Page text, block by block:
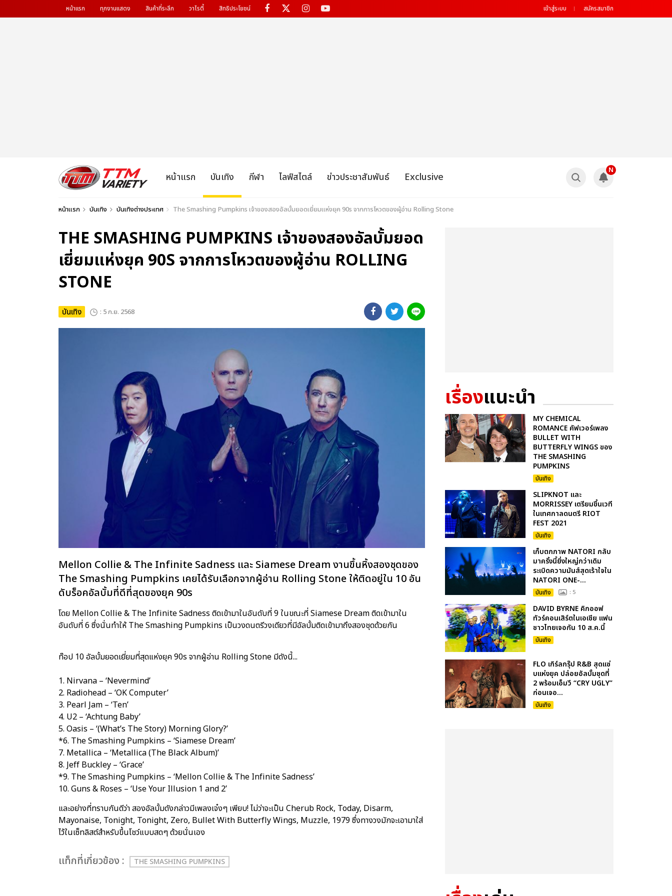
หน้าแรก ทุกงานแสดง สินค้าที่ระลึก วาไรตี้ สิทธิประโยชน์ เข้าสู่ระบบ สมัครสมาชิก
หน้าแรก บันเทิง กีฬา ไลฟ์สไตล์ ข่าวประชาสัมพันธ์ Exclusive
N
หน้าแรก บันเทิง บันเทิงต่างประเทศ The Smashing Pumpkins เจ้าของสองอัลบั้มยอดเยี่ยมแห่งยุค 90s จากการโหวตของผู้อ่าน Rolling Stone
THE SMASHING PUMPKINS เจ้าของสองอัลบั้มยอด
เยี่ยมแห่งยุค 90S จากการโหวตของผู้อ่าน ROLLING
STONE
บันเทิง : 5 ก.ย. 2568
Mellon Collie & The Infinite Sadness และ Siamese Dream งานขึ้นหิ้งสองชุดของ
The Smashing Pumpkins เคยได้รับเลือกจากผู้อ่าน Rolling Stone ให้ติดอยู่ใน 10 อัน
ดับร็อคอัลบั้มที่ดีที่สุดของยุค 90s
โดย Mellon Collie & The Infinite Sadness ติดเข้ามาในอันดับที่ 9 ในขณะที่ Siamese Dream ติดเข้ามาใน
อันดับที่ 6 ซึ่งนั่นทำให้ The Smashing Pumpkins เป็นวงดนตรีวงเดียวที่มีอัลบั้มติดเข้ามาถึงสองชุดด้วยกัน
ท๊อป 10 อัลบั้มยอดเยี่ยมที่สุดแห่งยุค 90s จากผู้อ่าน Rolling Stone มีดังนี้...
1. Nirvana – ‘Nevermind’
2. Radiohead – ‘OK Computer’
3. Pearl Jam – ‘Ten’
4. U2 – ‘Achtung Baby’
5. Oasis – ‘(What’s The Story) Morning Glory?’
*6. The Smashing Pumpkins – ‘Siamese Dream’
7. Metallica – ‘Metallica (The Black Album)’
8. Jeff Buckley – ‘Grace’
*9. The Smashing Pumpkins – ‘Mellon Collie & The Infinite Sadness’
10. Guns & Roses – ‘Use Your Illusion 1 and 2’
และอย่างที่ทราบกันดีว่า สองอัลบั้มดังกล่าวมีเพลงเจ๋งๆ เพียบ! ไม่ว่าจะเป็น Cherub Rock, Today, Disarm,
Mayonaise, Tonight, Tonight, Zero, Bullet With Butterfly Wings, Muzzle, 1979 ซึ่งทางวงมักจะเอามาใส่
ไว้ในเซ็ทลิสต์สำหรับขึ้นโชว์แบบสดๆ ด้วยนั่นเอง
เเท็กที่เกี่ยวข้อง : THE SMASHING PUMPKINS
เรื่องแนะนำ
MY CHEMICAL
ROMANCE คัฟเวอร์เพลง
BULLET WITH
BUTTERFLY WINGS ของ
THE SMASHING
PUMPKINS
บันเทิง
SLIPKNOT และ
MORRISSEY เตรียมขึ้นเวที
ในเทศกาลดนตรี RIOT
FEST 2021
บันเทิง
เก็บตกภาพ NATORI กลับ
มาครั้งนี้ยิ่งใหญ่กว่าเดิม
ระเบิดความมันส์สุดเร้าใจใน
NATORI ONE-...
บันเทิง : 5
DAVID BYRNE คิกออฟ
ทัวร์คอนเสิร์ตในเอเชีย แฟน
ชาวไทยเจอกัน 10 ส.ค.นี้
บันเทิง
FLO เกิร์ลกรุ๊ป R&B สุดแซ่
บแห่งยุค ปล่อยอัลบั้มชุดที่
2 พร้อมเอ็มวี “CRY UGLY”
ก่อนเจอ...
บันเทิง